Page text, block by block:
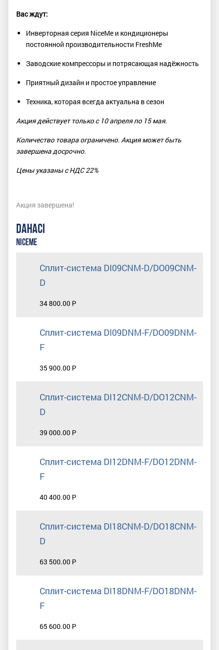
Вас ждут:
Инверторная серия NiceMe и кондиционеры
постоянной производительности FreshMe
Заводские компрессоры и потрясающая надёжность
Приятный дизайн и простое управление
Техника, которая всегда актуальна в сезон
Акция действует только с 10 апреля по 15 мая.
Количество товара ограничено. Акция может быть
завершена досрочно.
Цены указаны с НДС 22%
Акция завершена!
DAHACI
NICEME
Сплит-система DI09CNM-D/DO09CNM-
D
34 800.00 Р
Сплит-система DI09DNM-F/DO09DNM-
F
35 900.00 Р
Сплит-система DI12CNM-D/DO12CNM-
D
39 000.00 Р
Сплит-система DI12DNM-F/DO12DNM-
F
40 400.00 Р
Сплит-система DI18CNM-D/DO18CNM-
D
63 500.00 Р
Сплит-система DI18DNM-F/DO18DNM-
F
65 600.00 Р